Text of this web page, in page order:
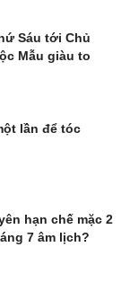
Sáu tới Chủ
Mẫu giàu to
lần để tóc
hạn chế mặc 2
7 âm lịch?